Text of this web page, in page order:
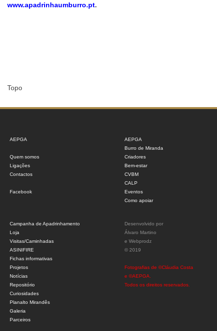
www.apadrinhaumburro.pt.
Topo
AEPGA
Quem somos
Ligações
Contactos
Facebook
AEPGA
Burro de Miranda
Criadores
Bem-estar
CVBM
CALP
Eventos
Como apoiar
Campanha de Apadrinhamento
Loja
Visitas/Caminhadas
ASINIFIRE
Fichas informativas
Projetos
Notícias
Repositório
Curiosidades
Planalto Mirandês
Galeria
Parceiros
Desenvolvido por
Álvaro Martino
e Webprodz
© 2019
Fotografias de ©Cláudia Costa
e ©AEPGA.
Todos os direitos reservados.